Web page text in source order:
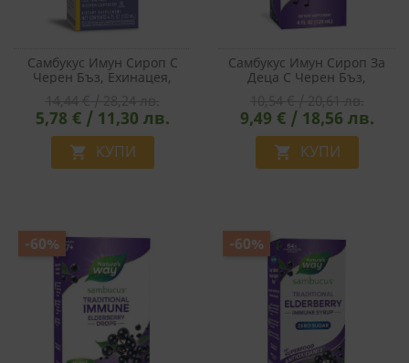
Самбукус Имун Сироп С
Черен Бъз, Ехинацея,
120 Ml
5,78 € / 11,30 лв.
 КУПИ
Самбукус Имун Сироп За
Деца С Черен Бъз,
9,49 € / 18,56 лв.
 КУПИ
-60% -60%